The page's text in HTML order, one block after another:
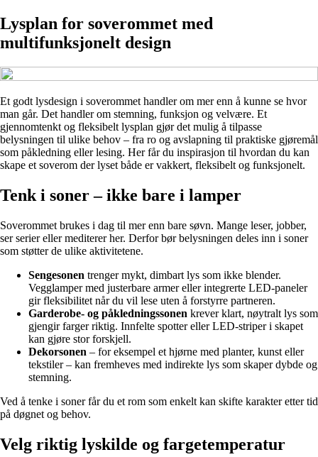
Lysplan for soverommet med
multifunksjonelt design
Et godt lysdesign i soverommet handler om mer enn å kunne se hvor
man går. Det handler om stemning, funksjon og velvære. Et
gjennomtenkt og fleksibelt lysplan gjør det mulig å tilpasse
belysningen til ulike behov – fra ro og avslapning til praktiske gjøremål
som påkledning eller lesing. Her får du inspirasjon til hvordan du kan
skape et soverom der lyset både er vakkert, fleksibelt og funksjonelt.
Tenk i soner – ikke bare i lamper
Soverommet brukes i dag til mer enn bare søvn. Mange leser, jobber,
ser serier eller mediterer her. Derfor bør belysningen deles inn i soner
som støtter de ulike aktivitetene.
Sengesonen trenger mykt, dimbart lys som ikke blender.
Vegglamper med justerbare armer eller integrerte LED-paneler
gir fleksibilitet når du vil lese uten å forstyrre partneren.
Garderobe- og påkledningssonen krever klart, nøytralt lys som
gjengir farger riktig. Innfelte spotter eller LED-striper i skapet
kan gjøre stor forskjell.
Dekorsonen – for eksempel et hjørne med planter, kunst eller
tekstiler – kan fremheves med indirekte lys som skaper dybde og
stemning.
Ved å tenke i soner får du et rom som enkelt kan skifte karakter etter tid
på døgnet og behov.
Velg riktig lyskilde og fargetemperatur